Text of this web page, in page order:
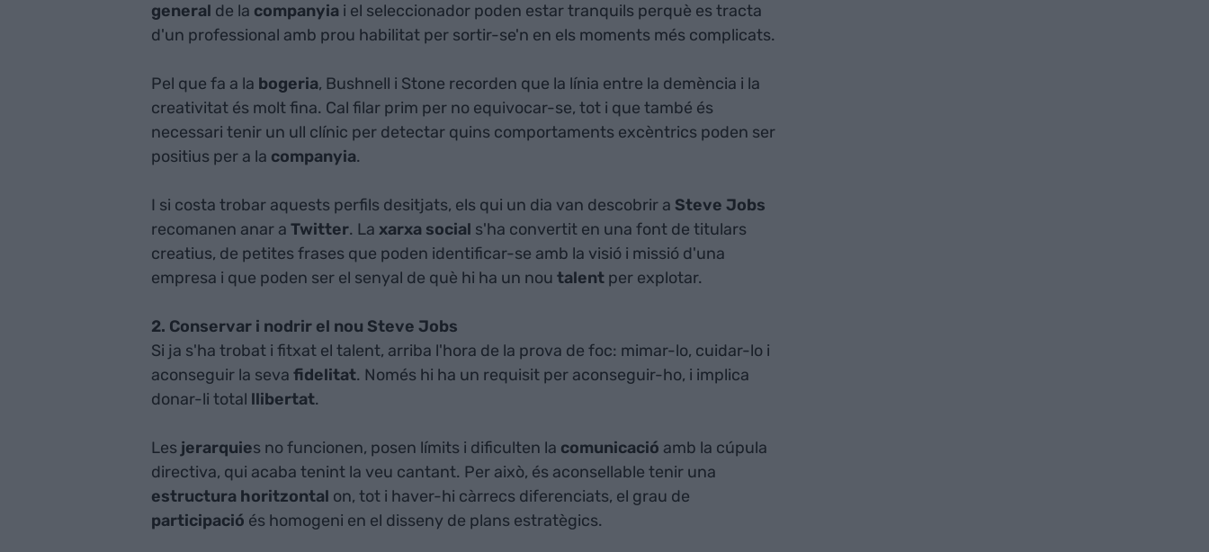
general de la companyiai el seleccionador poden estar tranquils perquè es tracta
d'un professional amb prou habilitat per sortir-se'n en els moments més complicats.
Pel que fa a la bogeria, Bushnell i Stone recorden que la línia entre la demència i la
creativitat és molt fina. Cal filar prim per no equivocar-se, tot i que també és
necessari tenir un ull clínic per detectar quins comportaments excèntrics poden ser
positius per a la companyia.
I si costa trobar aquests perfils desitjats, els qui un dia van descobrir a Steve Jobs
recomanen anar a Twitter. La xarxa social s'ha convertit en una font de titulars
creatius, de petites frases que poden identificar-se amb la visió i missió d'una
empresa i que poden ser el senyal de què hi ha un nou talentper explotar.
2. Conservar i nodrir el nou Steve Jobs
Si ja s'ha trobat i fitxat el talent, arriba l'hora de la prova de foc: mimar-lo, cuidar-lo i
aconseguir la seva fidelitat. Només hi ha un requisit per aconseguir-ho, i implica
donar-li total llibertat.
Les jerarquies no funcionen, posen límits i dificulten la comunicació amb la cúpula
directiva, qui acaba tenint la veu cantant. Per això, és aconsellable tenir una
estructura horitzontal on, tot i haver-hi càrrecs diferenciats, el grau de
participació és homogeni en el disseny de plans estratègics.